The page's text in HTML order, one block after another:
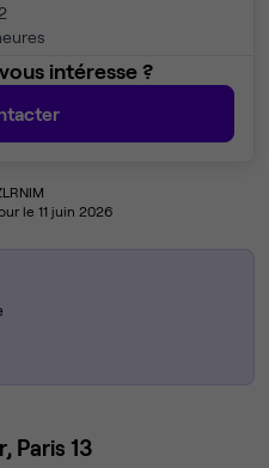
intéresse ?
le 11 juin 2026
Paris 13